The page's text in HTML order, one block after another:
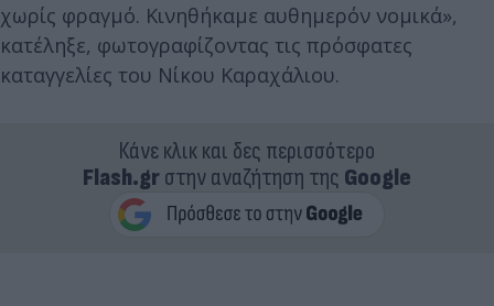
χωρίς φραγμό. Κινηθήκαμε αυθημερόν νομικά»,
κατέληξε, φωτογραφίζοντας τις πρόσφατες
καταγγελίες του Νίκου Καραχάλιου.
Κάνε κλικ και δες περισσότερο
Flash.grστην αναζήτηση της Google